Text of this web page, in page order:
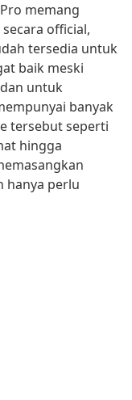
memang
official,
tersedia untuk
baik meski
untuk
banyak
tersebut seperti
hingga
hanya perlu